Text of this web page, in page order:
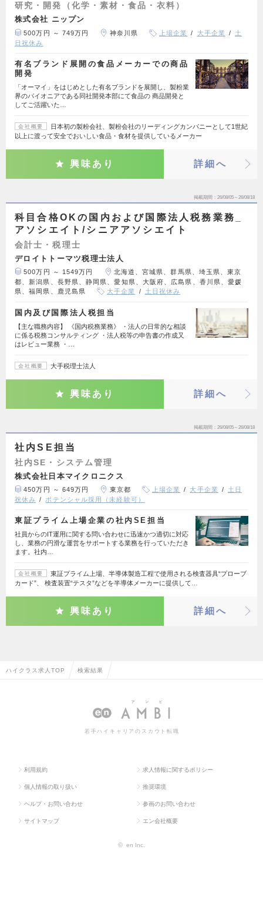
研究・開発（化学・素材・食品・衣料）
株式会社 ニップン
500万円 ～ 749万円 神奈川県 上場企業 大手企業
土
日祝休み
有名ブランド展開の食品メーカーでの商品
開発
「オーマイ」をはじめとした有名ブランドを展開し、製粉業
界のパイオニアである同社開発本部にて食品の 商品開発と
してご活躍いた…
会社概要
日本初の製粉会社、製粉会社のリーディングカンパニーとして1世紀
以上に渡って安全でおいしい食品・食材を提供しているメーカー
興味あり 詳細へ
掲載期間 26/08/05～26/08/18
科目合格OKの国内および国際法人税務業務_
アソシエイト/シニアアソシエイト
会計士・税理士
デロイトトーマツ税理士法人
500万円 ～ 1549万円
北海道、宮城県、群馬県、埼玉県、東京
都、新潟県、長野県、静岡県、愛知県、大阪府、広島県、香川県、愛媛
県、福岡県、鹿児島県
大手企業 土日祝休み
国内及び国際法人税担当
【主な職務内容】 《国内税務業務》 ・法人の日常的な相談
に係る税務コンサルティング ・法人税等の申告書の作成又
はレビュー業務 ・…
会社概要 大手税理士法人
興味あり 詳細へ
掲載期間 26/08/05～26/08/18
社内SE担当
社内SE・システム管理
株式会社日本マイクロニクス
450万円 ～ 649万円 東京都 上場企業 大手企業
土日
祝休み
ポテンシャル採用（未経験可）
東証プライム上場企業の社内SE担当
社員からのIT運用に関する問い合わせに迅速かつ適切に対応
し、業務の円滑な運営をサポートする業務を行っていただき
ます。社内…
会社概要
東証プライム上場、半導体製造工程で使用される検査器具“プローブ
カード”、 検査装置“テスタ”などを半導体メーカーに提供して…
興味あり 詳細へ
ハイクラス求人TOP 検索結果
若手ハイキャリアのスカウト転職
利用規約 求人情報に関するポリシー
個人情報の取り扱い 推奨環境
ヘルプ・お問い合わせ 参画のお問い合わせ
サイトマップ エン会社概要
© en Inc.